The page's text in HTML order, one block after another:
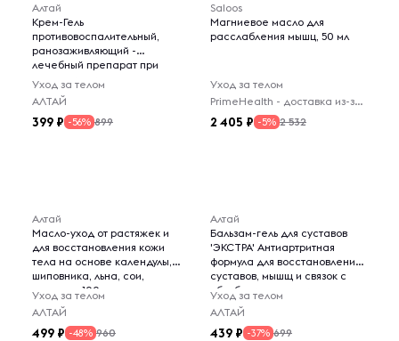
Алтай
Крем-Гель
противовоспалительный,
ранозаживляющий -
лечебный препарат при
дерматите и экземе, кожном
зуде, аллергии, ранах, укусах,
сыпи, воспалении и отеке, 75
мл
Уход за телом
АЛТАЙ
399 -56% 899
Saloos
Магниевое масло для
расслабления мышц, 50 мл
Уход за телом
PrimeHealth - доставка из-за рубежа
2 405 -5% 2 532
Алтай
Масло-уход от растяжек и
для восстановления кожи
тела на основе календулы,
шиповника, льна, сои,
кукурузы, 100 мл
Уход за телом
АЛТАЙ
499 -48% 960
Алтай
Бальзам-гель для суставов
'ЭКСТРА' Антиартритная
формула для восстановления
суставов, мышщ и связок с
обезболивающим и
противовоспалительным
действием
Уход за телом
АЛТАЙ
439 -37% 699